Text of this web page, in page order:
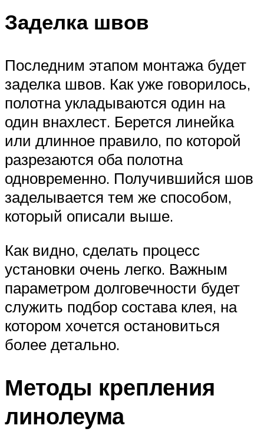
Заделка швов
Последним этапом монтажа будет
заделка швов. Как уже говорилось,
полотна укладываются один на
один внахлест. Берется линейка
или длинное правило, по которой
разрезаются оба полотна
одновременно. Получившийся шов
заделывается тем же способом,
который описали выше.
Как видно, сделать процесс
установки очень легко. Важным
параметром долговечности будет
служить подбор состава клея, на
котором хочется остановиться
более детально.
Методы крепления
линолеума